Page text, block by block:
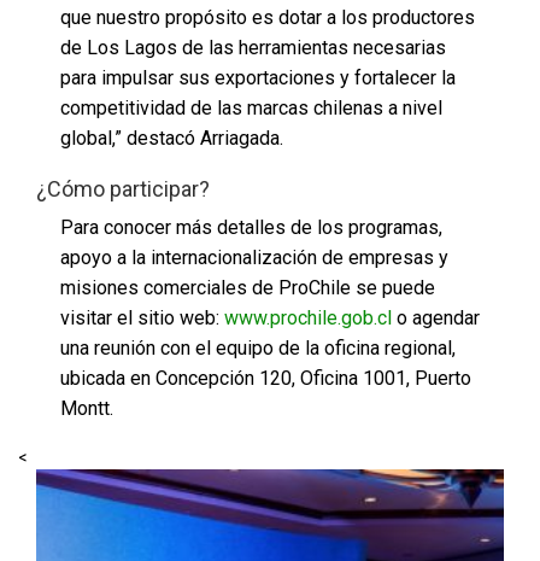
que nuestro propósito es dotar a los productores
de Los Lagos de las herramientas necesarias
para impulsar sus exportaciones y fortalecer la
competitividad de las marcas chilenas a nivel
global,” destacó Arriagada.
¿Cómo participar?
Para conocer más detalles de los programas,
apoyo a la internacionalización de empresas y
misiones comerciales de ProChile se puede
visitar el sitio web: www.prochile.gob.cl o agendar
una reunión con el equipo de la oficina regional,
ubicada en Concepción 120, Oficina 1001, Puerto
Montt.
<